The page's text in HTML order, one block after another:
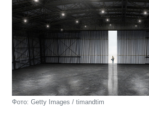
Фото: Getty Images / timandtim